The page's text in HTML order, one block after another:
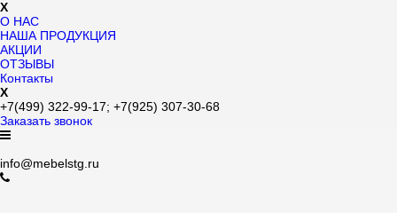
X
О НАС
НАША ПРОДУКЦИЯ
АКЦИИ
ОТЗЫВЫ
Контакты
X
+7(499) 322-99-17; +7(925) 307-30-68
Заказать звонок
info@mebelstg.ru